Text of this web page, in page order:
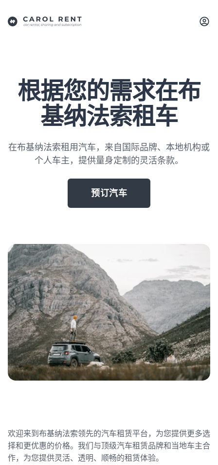
根据您的需求在布
基纳法索租车
在布基纳法索租用汽车，来自国际品牌、本地机构或
个人车主，提供量身定制的灵活条款。
预订汽车
欢迎来到布基纳法索领先的汽车租赁平台，为您提供更多选
择和更优惠的价格。我们与顶级汽车租赁品牌和当地车主合
作，为您提供灵活、透明、顺畅的租赁体验。